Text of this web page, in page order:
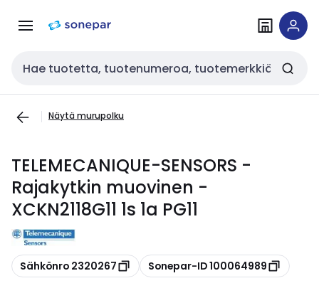
navigointiinsisältöön
Haku
Näytä murupolku
TELEMECANIQUE-SENSORS -
Rajakytkin muovinen -
XCKN2118G11 1s 1a PG11
Kopioi
Sähkönro 2320267 Kopioi
Sonepar-ID 100064989